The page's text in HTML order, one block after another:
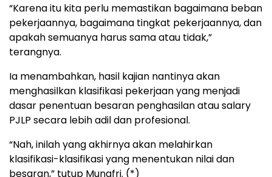
“Karena itu kita perlu memastikan bagaimana beban
pekerjaannya, bagaimana tingkat pekerjaannya, dan
apakah semuanya harus sama atau tidak,”
terangnya.
Ia menambahkan, hasil kajian nantinya akan
menghasilkan klasifikasi pekerjaan yang menjadi
dasar penentuan besaran penghasilan atau salary
PJLP secara lebih adil dan profesional.
“Nah, inilah yang akhirnya akan melahirkan
klasifikasi-klasifikasi yang menentukan nilai dan
besaran,” tutup Munafri. (*)